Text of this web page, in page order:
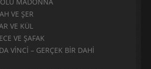
VE ŞER
VE KÜL
VE ŞAFAK
VİNCİ – GERÇEK BİR DAHİ